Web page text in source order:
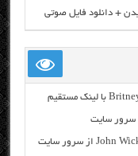
+ دانلود فایل صوتی